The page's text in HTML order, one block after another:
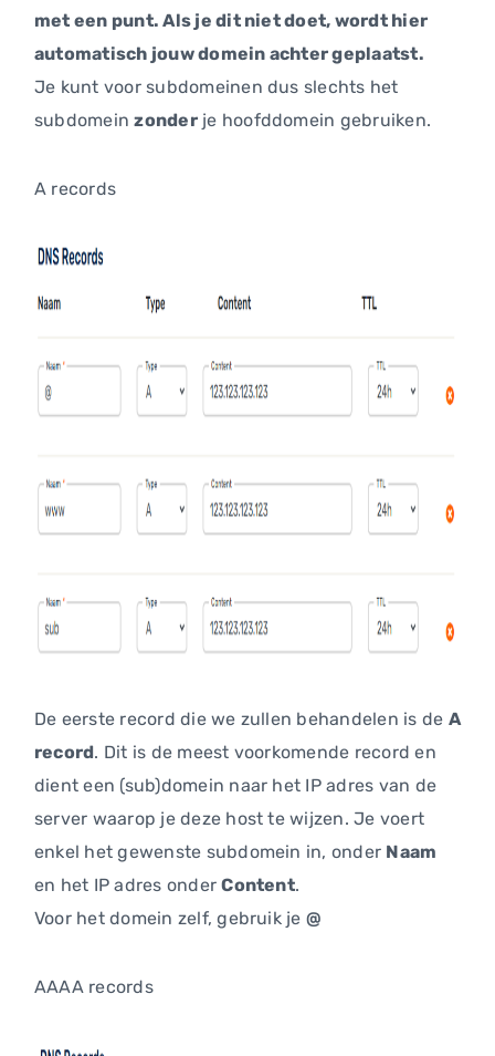
met een punt. Als je dit niet doet, wordt hier
automatisch jouw domein achter geplaatst.
Je kunt voor subdomeinen dus slechts het
subdomeinzonderje hoofddomein gebruiken.
A records
De eerste record die we zullen behandelen is de A
record. Dit is de meest voorkomende record en
dient een (sub)domein naar het IP adres van de
server waarop je deze host te wijzen. Je voert
enkel het gewenste subdomein in, onder Naam
en het IP adres onderContent.
Voor het domein zelf, gebruik je @
AAAA records